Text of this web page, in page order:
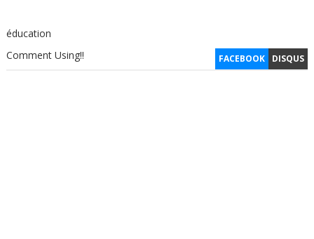
éducation
FACEBOOK DISQUS
Comment Using!!